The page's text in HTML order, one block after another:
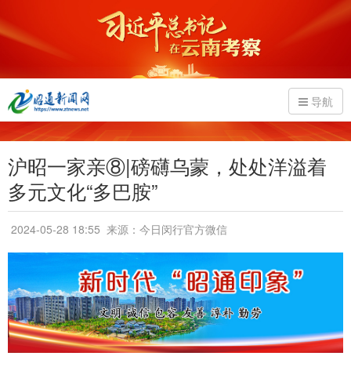
导航
沪昭一家亲⑧|磅礴乌蒙，处处洋溢着
多元文化“多巴胺”
2024-05-28 18:55 来源：今日闵行官方微信